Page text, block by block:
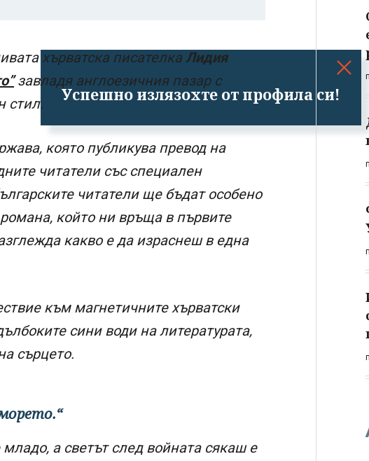
Успешно излязохте от профила си!
хърватска писателка Лидия
завладя англоезичния пазар с
стил.
която публикува превод на
читатели със специален
читатели ще бъдат особено
който ни връща в първите
какво е да израснеш в една
към магнетичните хърватски
сини води на литературата,
сърцето.
а светът след войната сякаш е